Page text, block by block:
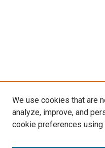
We use cookies that are
analyze, improve, and
cookie preferences using